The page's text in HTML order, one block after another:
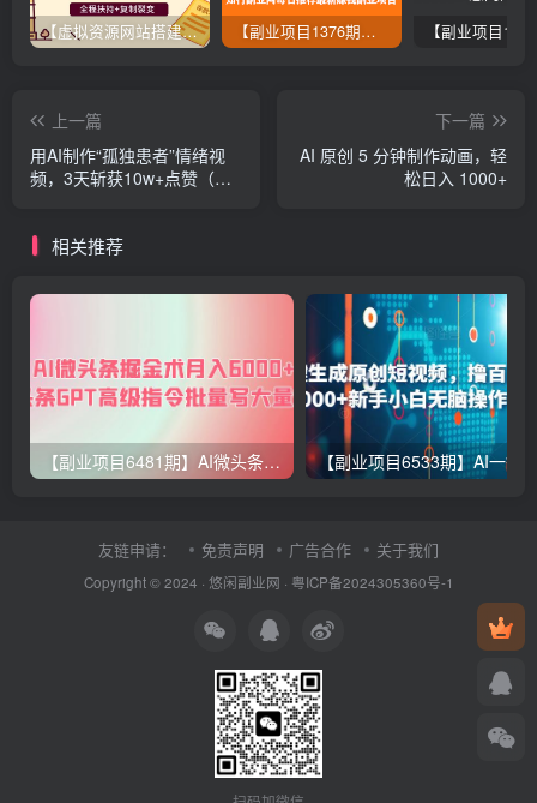
【虚拟资源网站搭建服务】加盟本站系统，做一个和本站一样的独立网站，躺赚的项目 【副业项目1376期】龟课最新闲鱼项目玩法实战教程_全新升级月收益几千到几万
上一篇
用AI制作“孤独患者”情绪视
频，3天斩获10w+点赞（附
下一篇
AI 原创 5 分钟制作动画，轻
松日入 1000+
相关推荐
【副业项目6481期】AI微头条掘金术月入6000+ 微头条GPT高级指令批量写大量爆文
友链申请： 免责声明 广告合作 关于我们
Copyright © 2024 · 悠闲副业网 · 粤ICP备2024305360号-1